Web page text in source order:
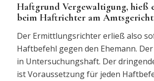
Haftgrund Vergewaltigung, hieß
beim Haftrichter am
Der Ermittlungsrichter erließ also
Haftbefehl gegen den Ehemann.
in Untersuchungshaft. Der
ist Voraussetzung für jeden